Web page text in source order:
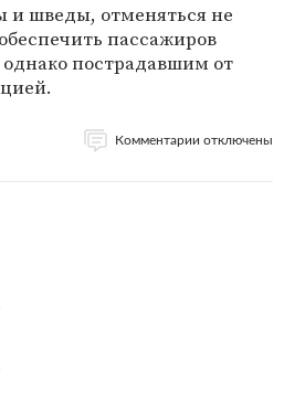
и шведы, отменяться не
пассажиров
пострадавшим от
Комментарии отключены